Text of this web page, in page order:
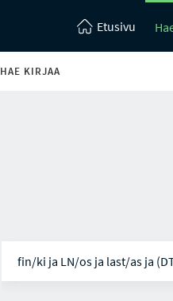
Etusivu
HAE KIRJAA